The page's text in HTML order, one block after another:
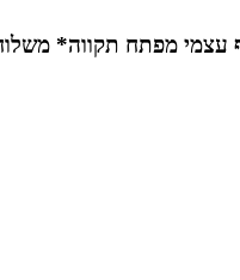
עצמי מפתח תקווה*